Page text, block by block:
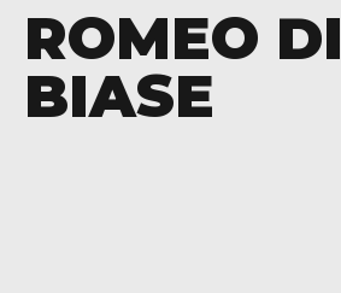
ROMEO DI
BIASE